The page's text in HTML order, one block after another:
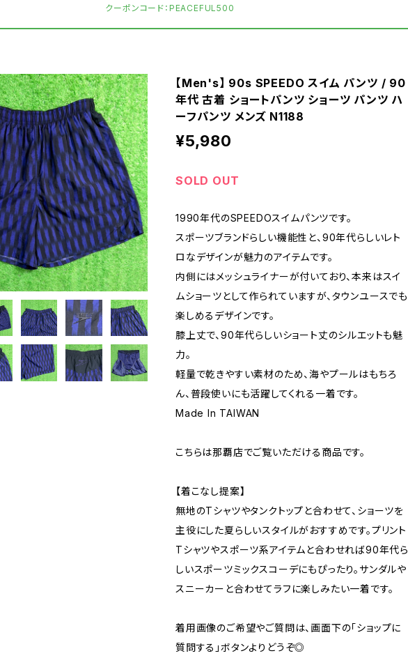
クーポンコード：PEACEFUL500
【Men's】 90s SPEEDO スイム パンツ / 90
年代 古着 ショートパンツ ショーツ パンツ ハ
ーフパンツ メンズ N1188
¥5,980
SOLD OUT
1990年代のSPEEDOスイムパンツです。
スポーツブランドらしい機能性と、90年代らしいレト
ロなデザインが魅力のアイテムです。
内側にはメッシュライナーが付いており、本来はスイ
ムショーツとして作られていますが、タウンユースでも
楽しめるデザインです。
膝上丈で、90年代らしいショート丈のシルエットも魅
力。
軽量で乾きやすい素材のため、海やプールはもちろ
ん、普段使いにも活躍してくれる一着です。
Made In TAIWAN
こちらは那覇店でご覧いただける商品です。
【着こなし提案】
無地のTシャツやタンクトップと合わせて、ショーツを
主役にした夏らしいスタイルがおすすめです。プリント
Tシャツやスポーツ系アイテムと合わせれば90年代ら
しいスポーツミックスコーデにもぴったり。サンダルや
スニーカーと合わせてラフに楽しみたい一着です。
着用画像のご希望やご質問は、画面下の「ショップに
質問する」ボタンよりどうぞ◎